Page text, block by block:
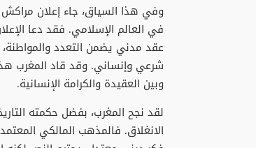
في العالم الإسلامي. فقد دعا
عقد مدني يضمن التعدد والمواطنة،
شرعي وإنساني. وقد قاد المغرب هذا
وبين العقيدة والكرامة الإنسانية.
لقد نجح المغرب، بفضل حكمته
الانغلاق. فالمذهب المالكي